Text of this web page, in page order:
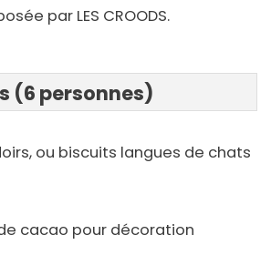
par LES CROODS.
(6 personnes)
ou biscuits langues de chats
cacao pour décoration